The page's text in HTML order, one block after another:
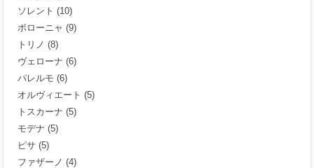
ソレント (10)
ボローニャ (9)
トリノ (8)
ヴェローナ (6)
パレルモ (6)
オルヴィエート (5)
トスカーナ (5)
モデナ (5)
ピサ (5)
ファザーノ (4)